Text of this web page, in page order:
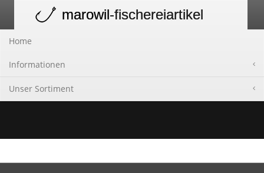
navigation
marowil-fischereiartikel
Home
Informationen
Unser Sortiment